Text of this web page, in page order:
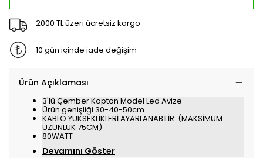
2000 TL üzeri ücretsiz kargo
10 gün içinde iade değişim
Ürün Açıklaması
3'lü Çember Kaptan Model Led Avize
Ürün genişliği 30-40-50cm
KABLO YÜKSEKLİKLERİ AYARLANABİLİR. (MAKSİMUM
UZUNLUK 75CM)
80WATT
Devamını Göster